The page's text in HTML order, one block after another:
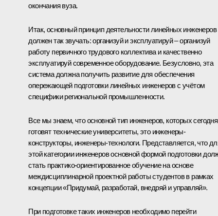
окончания вуза.
Итак, основный принцип деятельности линейных инженеров
должен так звучать: организуй и эксплуатируй – организуй
работу первичного трудового коллектива и качественно
эксплуатируй современное оборудование. Безусловно, эта
система должна получить развитие для обеспечения
опережающей подготовки линейных инженеров с учётом
специфики региональной промышленности.
Все мы знаем, что основной тип инженеров, которых сегодня
готовят технические университеты, это инженеры-
конструкторы, инженеры-технологи. Представляется, что
этой категории инженеров основной формой подготовки
стать практико-ориентированное обучение на основе
междисциплинарной проектной работы студентов в рамках
концепции «Придумай, разработай, внедряй и управляй».
При подготовке таких инженеров необходимо перейти